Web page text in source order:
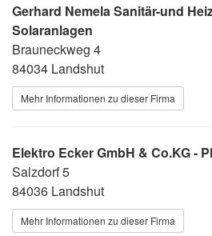
Gerhard Nemela Sanitär-und
Solaranlagen
Brauneckweg 4
84034 Landshut
Mehr Informationen zu dieser Firma
Elektro Ecker GmbH & Co.KG -
Salzdorf 5
84036 Landshut
Mehr Informationen zu dieser Firma